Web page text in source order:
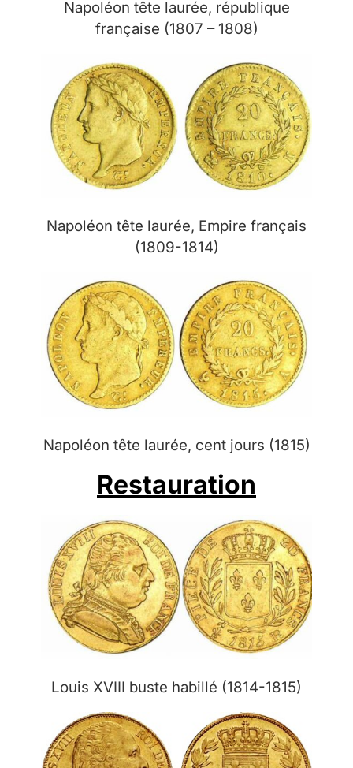
Napoléon tête laurée, république
française (1807 – 1808)
Napoléon tête laurée, Empire français
(1809-1814)
Napoléon tête laurée, cent jours (1815)
Restauration
Louis XVIII buste habillé (1814-1815)